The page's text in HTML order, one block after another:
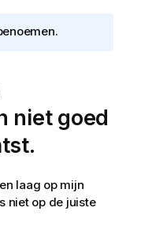
niet goed
laag op mijn
niet op de juiste